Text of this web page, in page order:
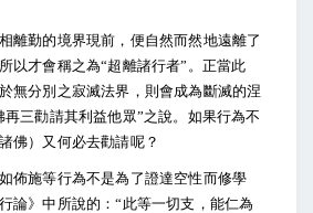
離勤的境界現前，便自然而然地遠離了
以才會稱之為“超離諸行者”。正當此
無分別之寂滅法界，則會成為斷滅的涅
三勸請其利益他眾”之說。如果行為不
佛）又何必去勸請呢？
佈施等行為不是為了證達空性而修學
論》中所說的：“此等一切支，能仁為